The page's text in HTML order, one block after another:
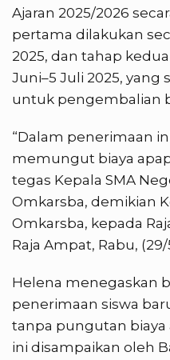
Ajaran 2025/2026
pertama dilakukan
2025, dan tahap
Juni–5 Juli 2025,
untuk pengembalian
“Dalam penerimaan
memungut biaya
tegas Kepala SMA
Omkarsba, demikian
Omkarsba, kepada
Raja Ampat, Rabu, (29/
Helena menegaskan
penerimaan siswa
tanpa pungutan biaya
ini disampaikan oleh